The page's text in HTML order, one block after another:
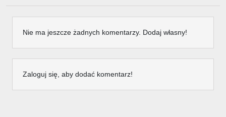
Nie ma jeszcze żadnych komentarzy. Dodaj własny!
Zaloguj się, aby dodać komentarz!